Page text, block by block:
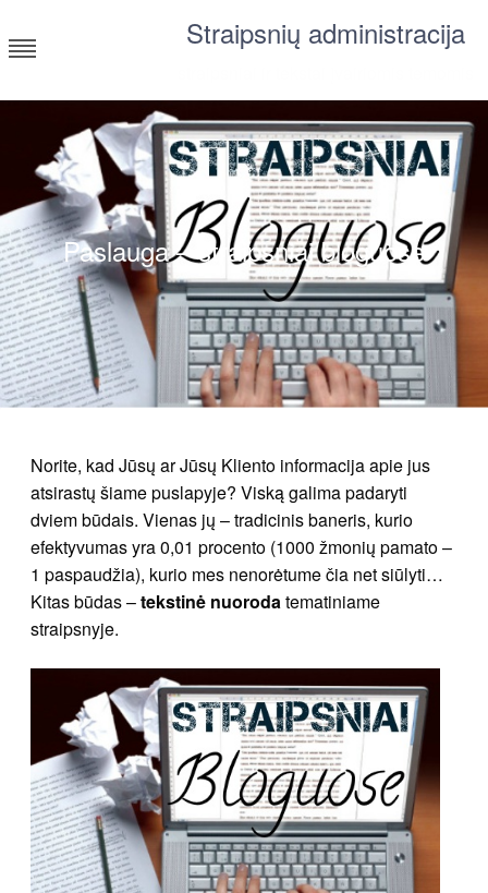
to
content
Straipsnių administracija
Paslauga – straipsniai bloguose
Norite, kad Jūsų ar Jūsų Kliento informacija apie jus
atsirastų šiame puslapyje? Viską galima padaryti
dviem būdais. Vienas jų – tradicinis baneris, kurio
efektyvumas yra 0,01 procento (1000 žmonių pamato –
1 paspaudžia), kurio mes nenorėtume čia net siūlyti…
Kitas būdas –tekstinė nuorodatematiniame
straipsnyje.